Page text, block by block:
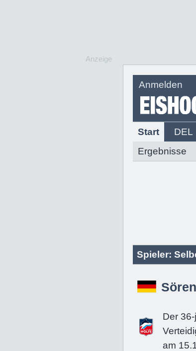
Anmelden
Start DEL
Ergebnisse
Anzeige
Spieler:
Der
am